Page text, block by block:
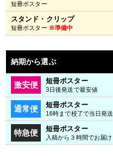
短冊ポスター
スタンド・クリップ
短冊ポスター ※準備中
納期から選ぶ
激安便 短冊ポスター
3日後発送で最安値
通常便 短冊ポスター
16時まで校了で当日発送
特急便 短冊ポスター
入稿から３時間でお届け